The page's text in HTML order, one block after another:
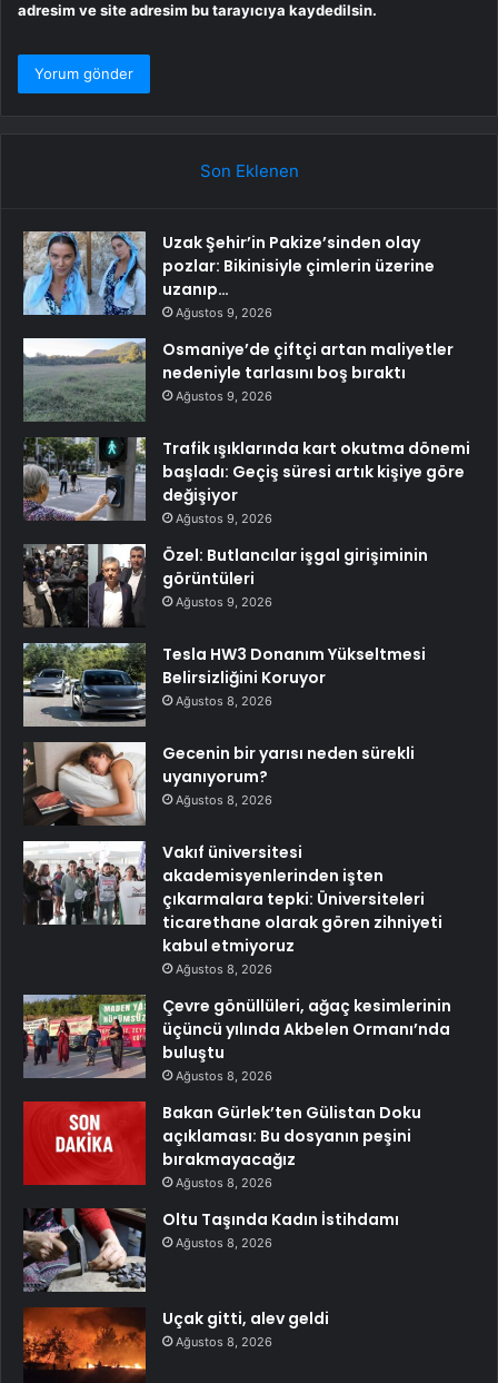
adresim ve site adresim bu tarayıcıya kaydedilsin.
Son Eklenen
Uzak Şehir’in Pakize’sinden olay
pozlar: Bikinisiyle çimlerin üzerine
uzanıp…
Ağustos 9, 2026
Osmaniye’de çiftçi artan maliyetler
nedeniyle tarlasını boş bıraktı
Ağustos 9, 2026
Trafik ışıklarında kart okutma dönemi
başladı: Geçiş süresi artık kişiye göre
değişiyor
Ağustos 9, 2026
Özel: Butlancılar işgal girişiminin
görüntüleri
Ağustos 9, 2026
Tesla HW3 Donanım Yükseltmesi
Belirsizliğini Koruyor
Ağustos 8, 2026
Gecenin bir yarısı neden sürekli
uyanıyorum?
Ağustos 8, 2026
Vakıf üniversitesi
akademisyenlerinden işten
çıkarmalara tepki: Üniversiteleri
ticarethane olarak gören zihniyeti
kabul etmiyoruz
Ağustos 8, 2026
Çevre gönüllüleri, ağaç kesimlerinin
üçüncü yılında Akbelen Ormanı’nda
buluştu
Ağustos 8, 2026
Bakan Gürlek’ten Gülistan Doku
açıklaması: Bu dosyanın peşini
bırakmayacağız
Ağustos 8, 2026
Oltu Taşında Kadın İstihdamı
Ağustos 8, 2026
Uçak gitti, alev geldi
Ağustos 8, 2026